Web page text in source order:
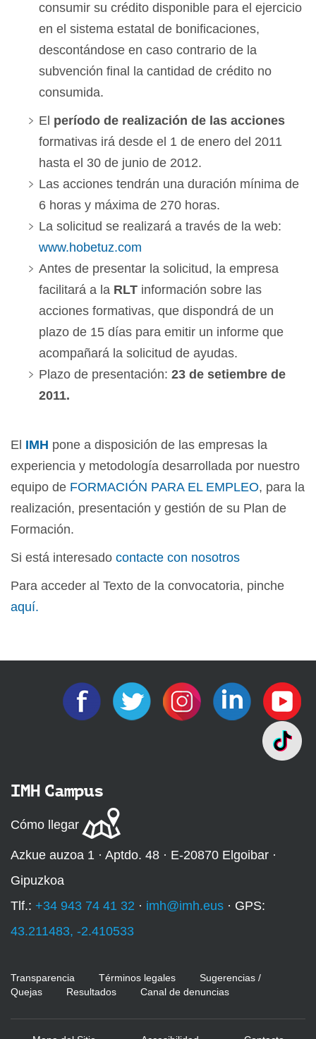
consumir su crédito disponible para el ejercicio
en el sistema estatal de bonificaciones,
descontándose en caso contrario de la
subvención final la cantidad de crédito no
consumida.
El período de realización de las acciones
formativas irá desde el 1 de enero del 2011
hasta el 30 de junio de 2012.
Las acciones tendrán una duración mínima de
6 horas y máxima de 270 horas.
La solicitud se realizará a través de la web:
www.hobetuz.com
Antes de presentar la solicitud, la empresa
facilitará a la RLT información sobre las
acciones formativas, que dispondrá de un
plazo de 15 días para emitir un informe que
acompañará la solicitud de ayudas.
Plazo de presentación: 23 de setiembre de
2011.
El IMH pone a disposición de las empresas la
experiencia y metodología desarrollada por nuestro
equipo de FORMACIÓN PARA EL EMPLEO, para la
realización, presentación y gestión de su Plan de
Formación.
Si está interesado contacte con nosotros
Para acceder al Texto de la convocatoria, pinche
aquí.
IMH Campus
Cómo llegar
Azkue auzoa 1 · Aptdo. 48 · E-20870 Elgoibar ·
Gipuzkoa
Tlf.: +34 943 74 41 32 · imh@imh.eus · GPS:
43.211483, -2.410533
Transparencia Términos legales
Sugerencias /
Quejas
Resultados Canal de denuncias